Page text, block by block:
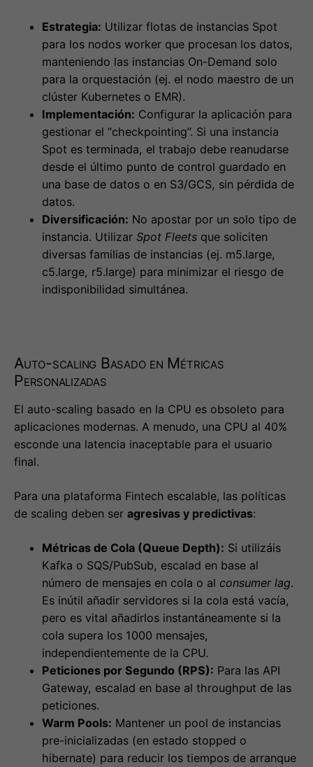
Estrategia: Utilizar flotas de instancias Spot
para los nodos worker que procesan los datos,
manteniendo las instancias On-Demand solo
para la orquestación (ej. el nodo maestro de un
clúster Kubernetes o EMR).
Implementación: Configurar la aplicación para
gestionar el “checkpointing”. Si una instancia
Spot es terminada, el trabajo debe reanudarse
desde el último punto de control guardado en
una base de datos o en S3/GCS, sin pérdida de
datos.
Diversificación: No apostar por un solo tipo de
instancia. Utilizar Spot Fleets que soliciten
diversas familias de instancias (ej. m5.large,
c5.large, r5.large) para minimizar el riesgo de
indisponibilidad simultánea.
Auto-scaling Basado en Métricas
Personalizadas
El auto-scaling basado en la CPU es obsoleto para
aplicaciones modernas. A menudo, una CPU al 40%
esconde una latencia inaceptable para el usuario
final.
Para una plataforma Fintech escalable, las políticas
de scaling deben ser agresivas y predictivas:
Métricas de Cola (Queue Depth): Si utilizáis
Kafka o SQS/PubSub, escalad en base al
número de mensajes en cola o al consumer lag.
Es inútil añadir servidores si la cola está vacía,
pero es vital añadirlos instantáneamente si la
cola supera los 1000 mensajes,
independientemente de la CPU.
Peticiones por Segundo (RPS): Para las API
Gateway, escalad en base al throughput de las
peticiones.
Warm Pools: Mantener un pool de instancias
pre-inicializadas (en estado stopped o
hibernate) para reducir los tiempos de arranque